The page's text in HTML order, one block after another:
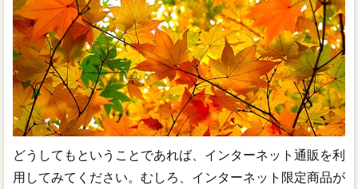
どうしてもということであれば、インターネット通販を利
用してみてください。むしろ、インターネット限定商品が